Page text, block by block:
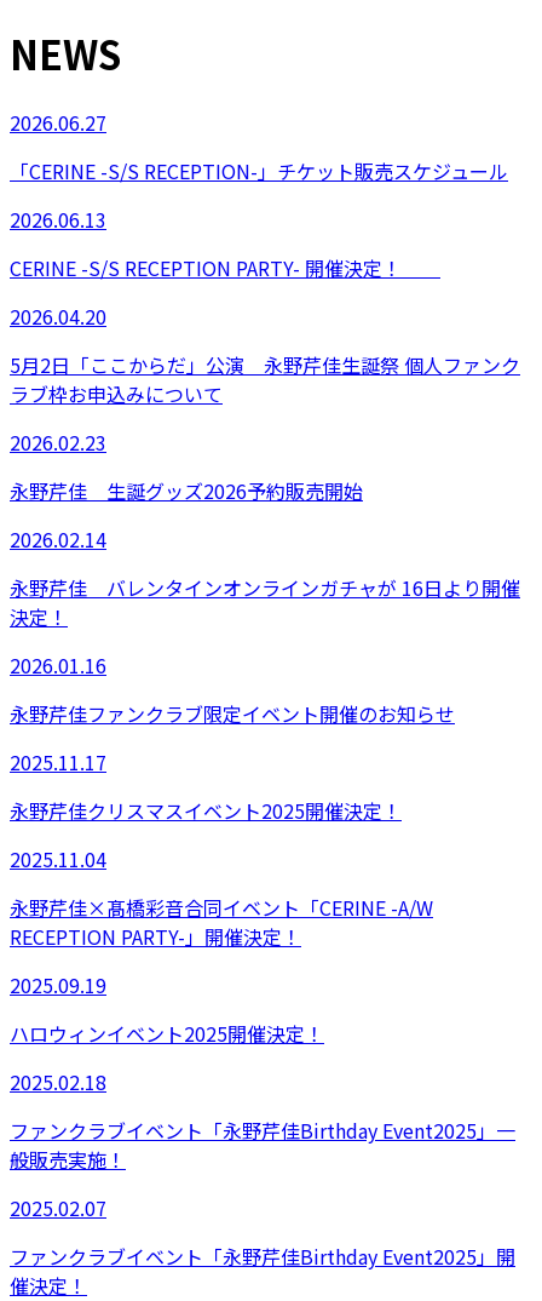
NEWS
2026.06.27
「CERINE -S/S RECEPTION-」チケット販売スケジュール
2026.06.13
CERINE -S/S RECEPTION PARTY- 開催決定！
2026.04.20
5月2日「ここからだ」公演 永野芹佳生誕祭 個人ファンク
ラブ枠お申込みについて
2026.02.23
永野芹佳 生誕グッズ2026予約販売開始
2026.02.14
永野芹佳 バレンタインオンラインガチャが 16日より開催
決定！
2026.01.16
永野芹佳ファンクラブ限定イベント開催のお知らせ
2025.11.17
永野芹佳クリスマスイベント2025開催決定！
2025.11.04
永野芹佳×髙橋彩音合同イベント「CERINE -A/W
RECEPTION PARTY-」開催決定！
2025.09.19
ハロウィンイベント2025開催決定！
2025.02.18
ファンクラブイベント「永野芹佳Birthday Event2025」一
般販売実施！
2025.02.07
ファンクラブイベント「永野芹佳Birthday Event2025」開
催決定！